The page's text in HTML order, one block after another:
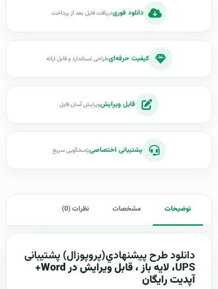
دانلود فوریدریافت فایل بعد از پرداخت
کیفیت حرفه‌ایطراحی استاندارد و قابل ارائه
قابل ویرایشویرایش آسان فایل
پشتیبانی اختصاصیپاسخگویی سریع
توضیحات مشخصات نظرات (0)
دانلود طرح پيشنهادي(پروپوزال) پشتیبانی
UPS ، لایه باز ، قابل ویرایش در Word+
آپدیت رایگان